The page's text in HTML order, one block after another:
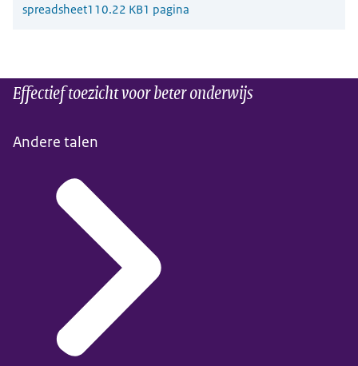
spreadsheet110.22 KB1 pagina
Effectief toezicht voor beter onderwijs
Andere talen